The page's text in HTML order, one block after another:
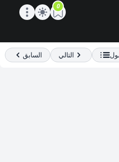
Open main menu
0
Previous
السابق التالي
Next